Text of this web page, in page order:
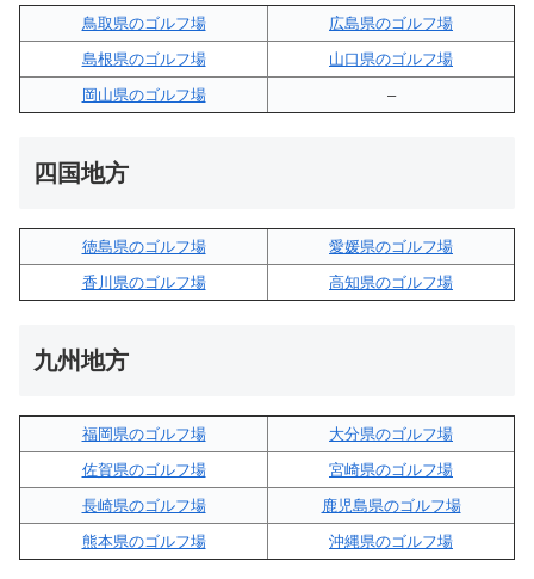
鳥取県のゴルフ場
広島県のゴルフ場
島根県のゴルフ場
山口県のゴルフ場
岡山県のゴルフ場
–
四国地方
徳島県のゴルフ場
愛媛県のゴルフ場
香川県のゴルフ場
高知県のゴルフ場
九州地方
福岡県のゴルフ場
大分県のゴルフ場
佐賀県のゴルフ場
宮崎県のゴルフ場
長崎県のゴルフ場
鹿児島県のゴルフ場
熊本県のゴルフ場
沖縄県のゴルフ場